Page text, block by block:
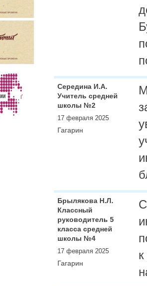
Середина И.А.
Учитель средней
школы №2
17 февраля 2025
Гагарин
Брылякова Н.Л.
Классный
руководитель 5
класса средней
школы №4
17 февраля 2025
Гагарин